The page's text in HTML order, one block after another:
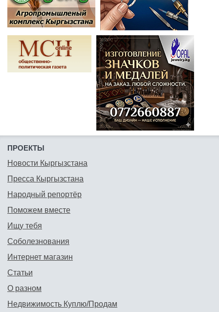
ПРОЕКТЫ
Новости Кыргызстана
Пресса Кыргызстана
Народный репортёр
Поможем вместе
Ищу тебя
Соболезнования
Интернет магазин
Статьи
О разном
Недвижимость Куплю/Продам